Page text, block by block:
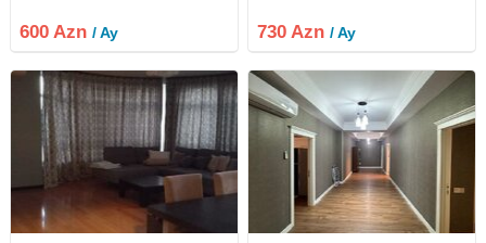
sahəsi 56 kv.m 1 otaqdan 2 otağa
düzəldilmiş ən keyfiyyətli
600 Azn/ Ay
3 otaqlı mənzil kirayə verilir. İstilik
sistemi kombidir. Kondisioner və
730 Azn/ Ay